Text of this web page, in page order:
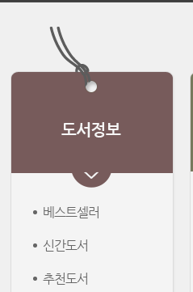
베스트셀러
신간도서
추천도서